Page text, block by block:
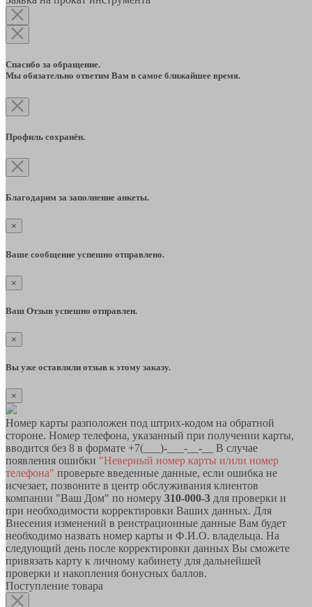
Спасибо за обращение.
Мы обязательно ответим Вам в самое ближайшее время.
Профиль сохранён.
Благодарим за заполнение анкеты.
×
Ваше сообщение успешно отправлено.
×
Ваш Отзыв успешно отправлен.
×
Вы уже оставляли отзыв к этому заказу.
×
Номер карты разположен под штрих-кодом на обратной
стороне. Номер телефона, указанный при получении карты,
вводится без 8 в формате +7(___)-___-__-__ В случае
появления ошибки "Неверный номер карты и/или номер
телефона" проверьте введенные данные, если ошибка не
исчезает, позвоните в центр обслуживания клиентов
компании "Ваш Дом" по номеру 310-000-3 для проверки и
при необходимости корректировки Ваших данных. Для
Внесения изменений в реистрационные данные Вам будет
необходимо назвать номер карты и Ф.И.О. владельца. На
следующий день после корректировки данных Вы сможете
привязать карту к личному кабинету для дальнейшей
проверки и накопления бонусных баллов.
Поступление товара